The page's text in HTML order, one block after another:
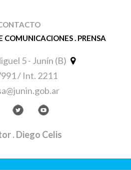
COMUNICACIONES . PRENSA
5 - Junín (B)
/ Int. 2211
. Diego Celis